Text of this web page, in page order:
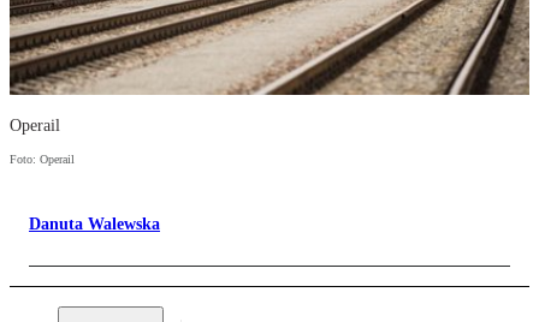
Operail
Foto: Operail
Danuta Walewska